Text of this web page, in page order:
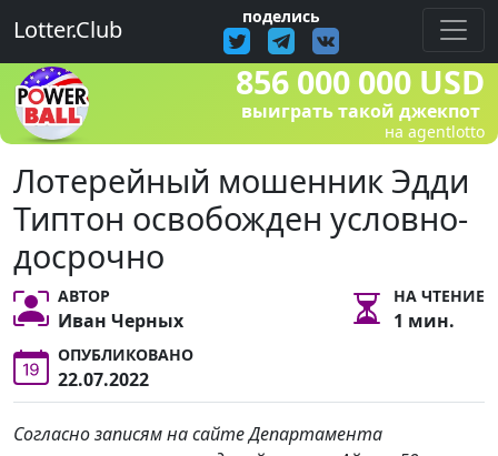
Lotter.Club поделись
856 000 000 USD
выиграть такой джекпот
на agentlotto
Лотерейный мошенник Эдди
Типтон освобожден условно-
досрочно
АВТОР
Иван Черных
НА ЧТЕНИЕ
1 мин.
ОПУБЛИКОВАНО
22.07.2022
Согласно записям на сайте Департамента